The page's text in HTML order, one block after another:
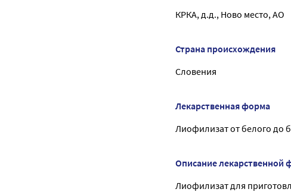
КРКА, д.д., Ново место, АО
Страна происхождения
Словения
Лекарственная форма
Лиофилизат от белого до
Описание лекарственной
Лиофилизат для